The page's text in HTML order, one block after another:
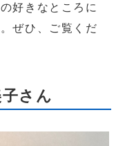
好きなところに
ぜひ、ご覧くだ
さん